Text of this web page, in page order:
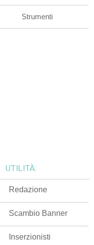
Strumenti
UTILITÀ:
Redazione
Scambio Banner
Inserzionisti